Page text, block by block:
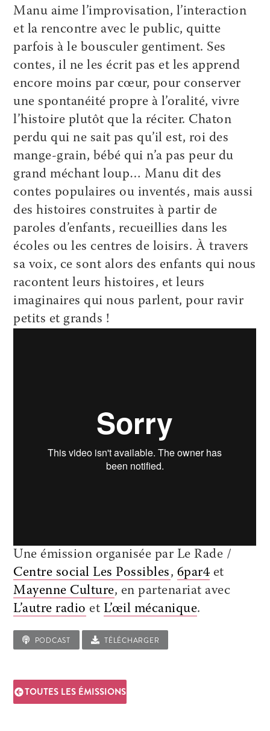
Manu aime l’improvisation, l’interaction
et la rencontre avec le public, quitte
parfois à le bousculer gentiment. Ses
contes, il ne les écrit pas et les apprend
encore moins par cœur, pour conserver
une spontanéité propre à l’oralité, vivre
l’histoire plutôt que la réciter. Chaton
perdu qui ne sait pas qu’il est, roi des
mange-grain, bébé qui n’a pas peur du
grand méchant loup… Manu dit des
contes populaires ou inventés, mais aussi
des histoires construites à partir de
paroles d’enfants, recueillies dans les
écoles ou les centres de loisirs. À travers
sa voix, ce sont alors des enfants qui nous
racontent leurs histoires, et leurs
imaginaires qui nous parlent, pour ravir
petits et grands !
Une émission organisée par Le Rade /
Centre social Les Possibles, 6par4 et
Mayenne Culture, en partenariat avec
L’autre radio et L’œil mécanique.
PODCAST TÉLÉCHARGER
TOUTES LES ÉMISSIONS